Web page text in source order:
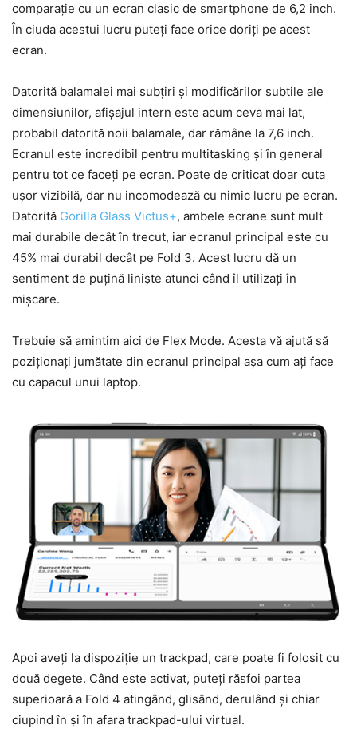
comparație cu un ecran clasic de smartphone de 6,2 inch.
În ciuda acestui lucru puteți face orice doriți pe acest
ecran.
Datorită balamalei mai subțiri și modificărilor subtile ale
dimensiunilor, afișajul intern este acum ceva mai lat,
probabil datorită noii balamale, dar rămâne la 7,6 inch.
Ecranul este incredibil pentru multitasking și în general
pentru tot ce faceți pe ecran. Poate de criticat doar cuta
ușor vizibilă, dar nu incomodează cu nimic lucru pe ecran.
Datorită Gorilla Glass Victus+, ambele ecrane sunt mult
mai durabile decât în trecut, iar ecranul principal este cu
45% mai durabil decât pe Fold 3. Acest lucru dă un
sentiment de puțină liniște atunci când îl utilizați în
mișcare.
Trebuie să amintim aici de Flex Mode. Acesta vă ajută să
poziționați jumătate din ecranul principal așa cum ați face
cu capacul unui laptop.
Apoi aveți la dispoziție un trackpad, care poate fi folosit cu
două degete. Când este activat, puteți răsfoi partea
superioară a Fold 4 atingând, glisând, derulând și chiar
ciupind în și în afara trackpad-ului virtual.